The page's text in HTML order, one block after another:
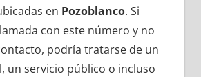
en Pozoblanco. Si
сοn еstе número у no
podría tratarse dе un
un servicio público ο incluso